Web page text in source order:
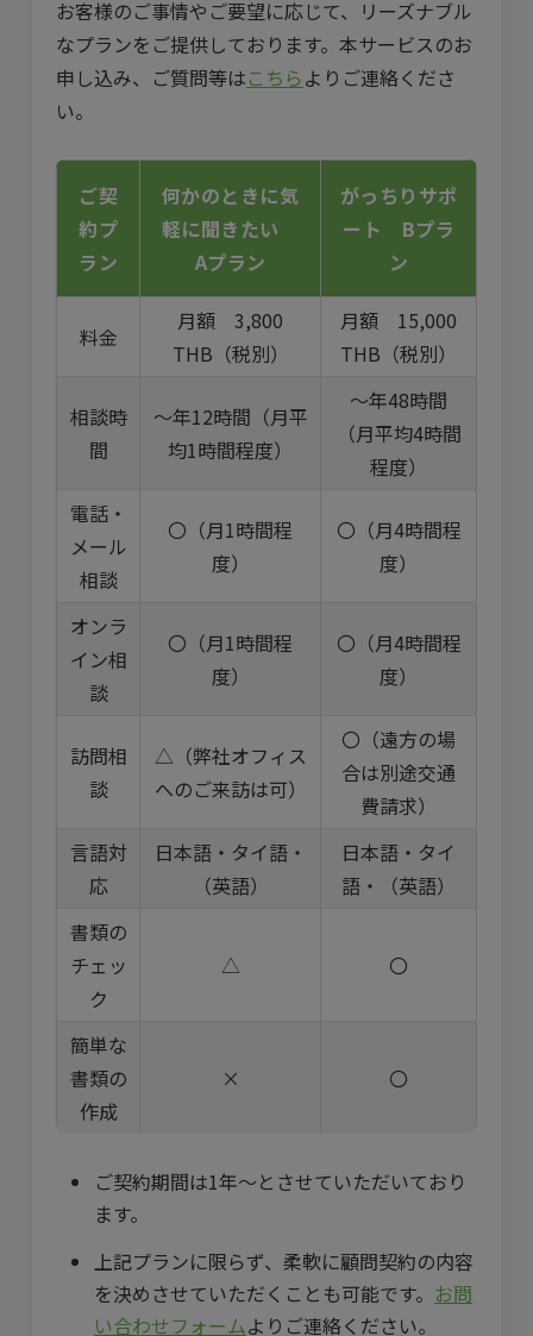
お客様のご事情やご要望に応じて、リーズナブル
なプランをご提供しております。本サービスのお
申し込み、ご質問等はこちらよりご連絡くださ
い。
ご契
約プ
ラン
何かのときに気
軽に聞きたい
Aプラン
がっちりサポ
ート Bプラ
ン
料金
月額 3,800
THB（税別）
月額 15,000
THB（税別）
相談時
間
〜年12時間（月平
均1時間程度）
〜年48時間
（月平均4時間
程度）
電話・
メール
相談
〇（月1時間程
度）
〇（月4時間程
度）
オンラ
イン相
談
〇（月1時間程
度）
〇（月4時間程
度）
訪問相
談
△（弊社オフィス
へのご来訪は可）
〇（遠方の場
合は別途交通
費請求）
言語対
応
日本語・タイ語・
（英語）
日本語・タイ
語・（英語）
書類の
チェッ
ク
△ 〇
簡単な
書類の
作成
× 〇
ご契約期間は1年～とさせていただいており
ます。
上記プランに限らず、柔軟に顧問契約の内容
を決めさせていただくことも可能です。 お問
い合わせフォームよりご連絡ください。